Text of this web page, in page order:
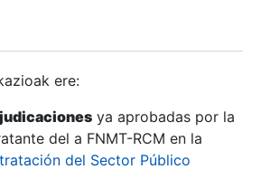
ere:
ya aprobadas por la
del a FNMT-RCM en la
del Sector Público